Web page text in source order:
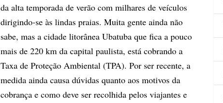
da alta temporada de verão com milhares de veículos
dirigindo-se às lindas praias. Muita gente ainda não
sabe, mas a cidade litorânea Ubatuba que fica a pouco
mais de 220 km da capital paulista, está cobrando a
Taxa de Proteção Ambiental (TPA). Por ser recente, a
medida ainda causa dúvidas quanto aos motivos da
cobrança e como deve ser recolhida pelos viajantes e